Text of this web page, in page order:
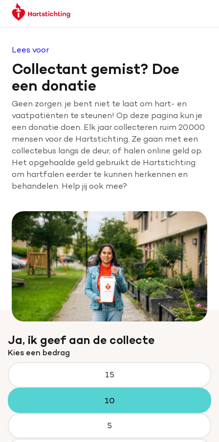
Spring
naar
Spring
naar
navigatie
Keer
terug
Lees voor
Collectant gemist? Doe
een donatie
Geen zorgen: je bent niet te laat om hart- en
vaatpatiënten te steunen! Op deze pagina kun je
een donatie doen. Elk jaar collecteren ruim 20.000
mensen voor de Hartstichting. Ze gaan met een
collectebus langs de deur, of halen online geld op.
Het opgehaalde geld gebruikt de Hartstichting
om hartfalen eerder te kunnen herkennen en
behandelen. Help jij ook mee?
Ja, ik geef aan de collecte
Kies een bedrag
15
10
5